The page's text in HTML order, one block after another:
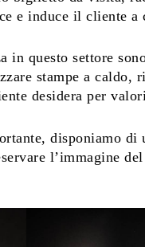
e induce il cliente a
in questo settore
stampe a
desidera per
disponiamo di
l’immagine